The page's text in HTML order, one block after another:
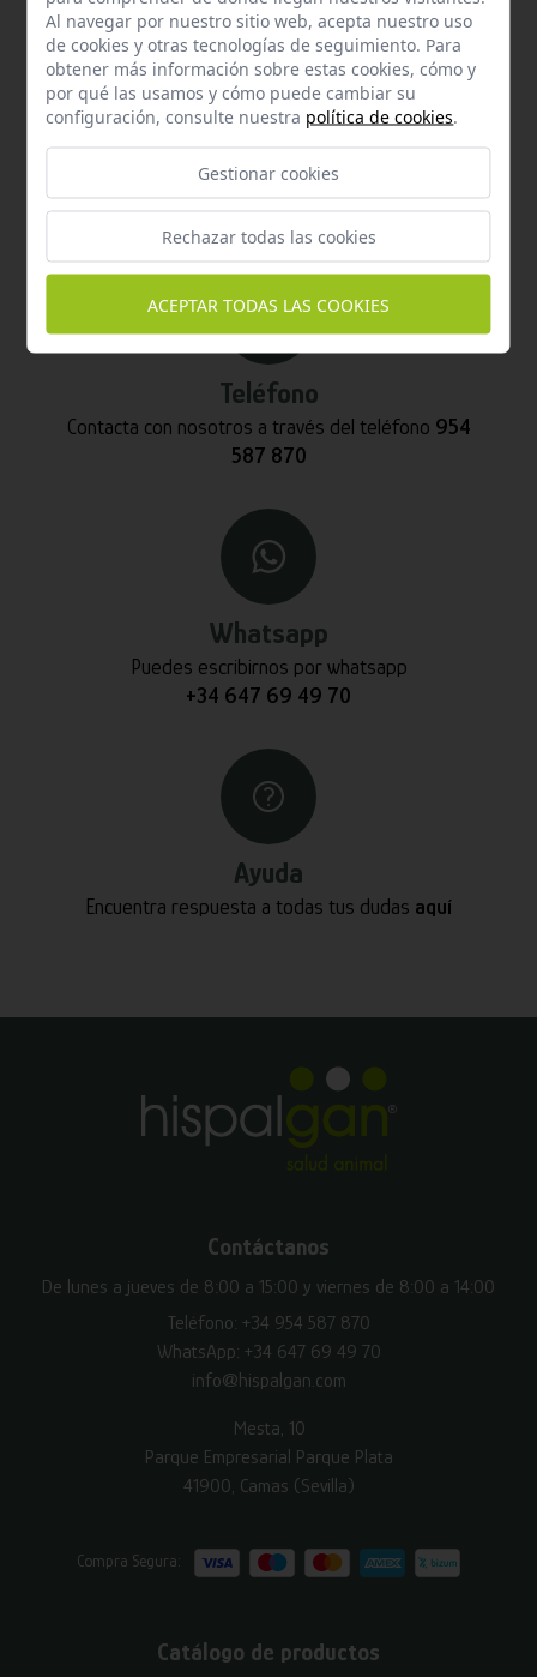
Contacta con nosotros vía email
Teléfono
Contacta con nosotros a través del teléfono 954
587 870
Whatsapp
Puedes escribirnos por whatsapp
+34 647 69 49 70
Ayuda
Encuentra respuesta a todas tus dudas aquí
Contáctanos
De lunes a jueves de 8:00 a 15:00 y viernes de 8:00 a 14:00
Teléfono: +34 954 587 870
WhatsApp: +34 647 69 49 70
info@hispalgan.com
Mesta, 10
Parque Empresarial Parque Plata
41900, Camas (Sevilla)
Compra Segura:
Catálogo de productos
Al navegar por nuestro sitio web, acepta nuestro uso
de cookies y otras tecnologías de seguimiento. Para
obtener más información sobre estas cookies, cómo y
por qué las usamos y cómo puede cambiar su
configuración, consulte nuestra política de cookies.
Gestionar cookies
Rechazar todas las cookies
ACEPTAR TODAS LAS COOKIES